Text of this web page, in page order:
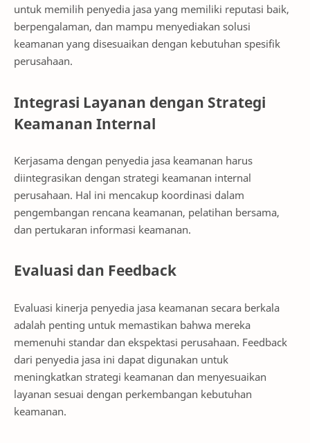
untuk memilih penyedia jasa yang memiliki reputasi baik,
berpengalaman, dan mampu menyediakan solusi
keamanan yang disesuaikan dengan kebutuhan spesifik
perusahaan.
Integrasi Layanan dengan Strategi
Keamanan Internal
Kerjasama dengan penyedia jasa keamanan harus
diintegrasikan dengan strategi keamanan internal
perusahaan. Hal ini mencakup koordinasi dalam
pengembangan rencana keamanan, pelatihan bersama,
dan pertukaran informasi keamanan.
Evaluasi dan Feedback
Evaluasi kinerja penyedia jasa keamanan secara berkala
adalah penting untuk memastikan bahwa mereka
memenuhi standar dan ekspektasi perusahaan. Feedback
dari penyedia jasa ini dapat digunakan untuk
meningkatkan strategi keamanan dan menyesuaikan
layanan sesuai dengan perkembangan kebutuhan
keamanan.